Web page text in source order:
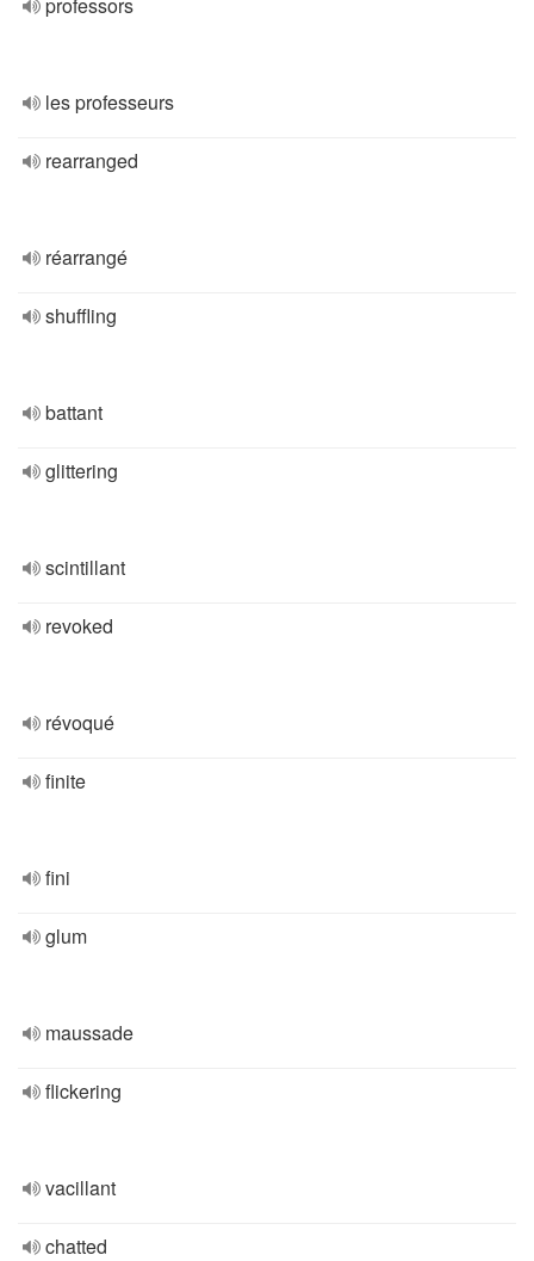
les professeurs
rearranged
réarrangé
shuffling
battant
glittering
scintillant
revoked
révoqué
finite
fini
glum
maussade
flickering
vacillant
chatted